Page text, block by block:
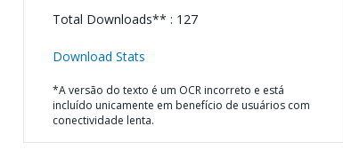
Total Downloads** : 127
Download Stats
*A versão do texto é um OCR incorreto e está
incluído unicamente em benefício de usuários com
conectividade lenta.